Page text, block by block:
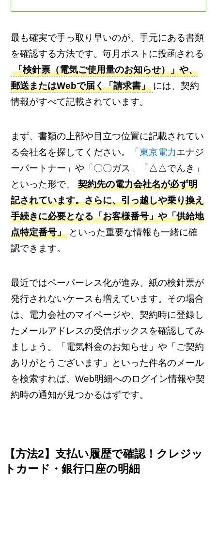
最も確実で手っ取り早いのが、手元にある書類
を確認する方法です。毎月ポストに投函される
「検針票（電気ご使用量のお知らせ）」や、
郵送またはWebで届く「請求書」 には、契約
情報がすべて記載されています。
まず、書類の上部や目立つ位置に記載されてい
る会社名を探してください。「東京電力エナジ
ーパートナー」や「〇〇ガス」「△△でんき」
といった形で、
契約先の電力会社名が必ず明
記されています。さらに、引っ越しや乗り換え
手続きに必要となる「お客様番号」や「供給地
点特定番号」 といった重要な情報も一緒に確
認できます。
最近ではペーパーレス化が進み、紙の検針票が
発行されないケースも増えています。その場合
は、電力会社のマイページや、契約時に登録し
たメールアドレスの受信ボックスを確認してみ
ましょう。「電気料金のお知らせ」や「ご契約
ありがとうございます」といった件名のメール
を検索すれば、Web明細へのログイン情報や契
約時の通知が見つかるはずです。
【方法2】支払い履歴で確認！クレジッ
トカード・銀行口座の明細